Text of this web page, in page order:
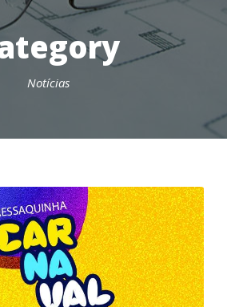
Notícias